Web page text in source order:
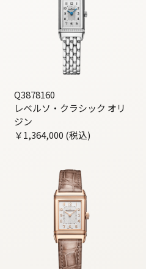
Q3878160
レベルソ・クラシック オリ
ジン
￥1,364,000 (税込)